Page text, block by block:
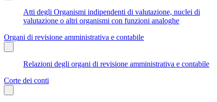
Atti degli Organismi indipendenti di valutazione, nuclei di
valutazione o altri organismi con funzioni analoghe
Organi di revisione amministrativa e contabile
Relazioni degli organi di revisione amministrativa e contabile
Corte dei conti